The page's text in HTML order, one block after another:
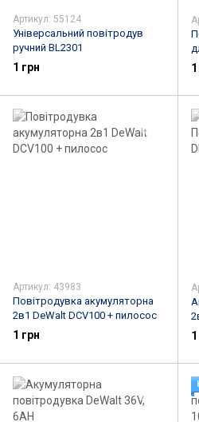
Артикул: 55124
Універсальний повітродув
ручний BL2301
1 грн
Артикул: 43983
Повітродувка акумуляторна
2в1 DeWalt DCV100 + пилосос
1 грн